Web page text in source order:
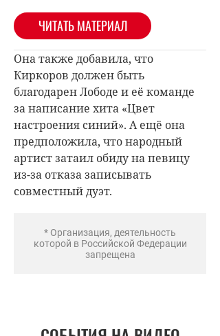
ЧИТАТЬ МАТЕРИАЛ
Она также добавила, что
Киркоров должен быть
благодарен Лободе и её команде
за написание хита «Цвет
настроения синий». А ещё она
предположила, что народный
артист затаил обиду на певицу
из-за отказа записывать
совместный дуэт.
* Организация, деятельность
которой в Российской Федерации
запрещена